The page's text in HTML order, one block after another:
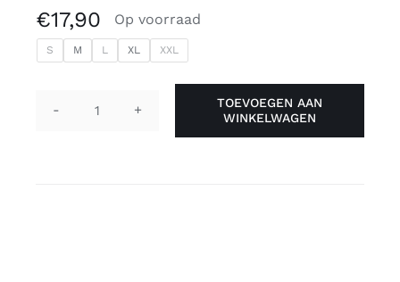
€17,90 Op voorraad
S M L XL XXL
Packer
TOEVOEGEN AAN
WINKELWAGEN